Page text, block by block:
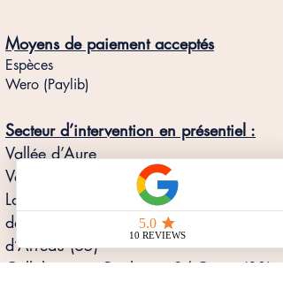
Moyens de paiement acceptés
Espèces
Wero (Paylib)
Secteur d’intervention en présentiel :
Vallée d’Aure
Vallée du Louron
Lannemezan
dans un rayon de 30 km autour
d’Arreau (65)
Collaboration Boulogne S/ Gesse (31)